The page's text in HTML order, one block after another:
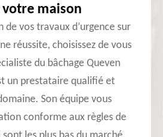
votre maison
de vos travaux d’urgence sur
réussite, choisissez de vous
du bâchage Queven
un prestataire qualifié et
Son équipe vous
conforme aux règles de